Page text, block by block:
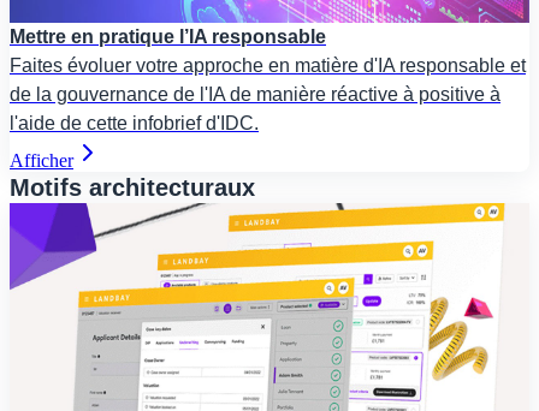
Mettre en pratique l’IA responsable
Faites évoluer votre approche en matière d'IA responsable et
de la gouvernance de l'IA de manière réactive à positive à
l'aide de cette infobrief d'IDC.
Afficher
Motifs architecturaux